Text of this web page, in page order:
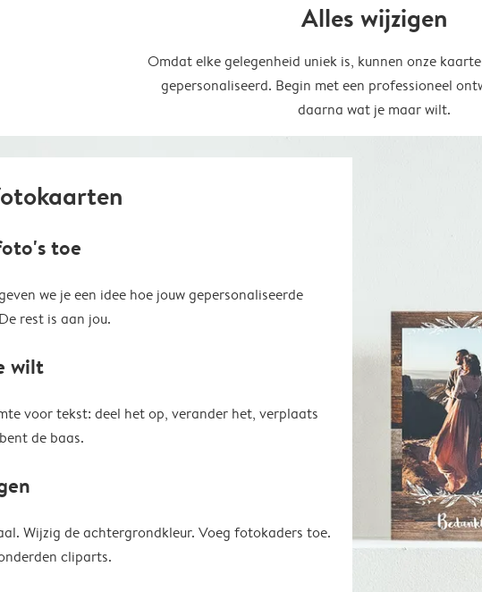
Alles wijzigen
Omdat elke gelegenheid uniek is, kunnen onze
gepersonaliseerd. Begin met een professioneel
daarna wat je maar wilt.
toe
we je een idee hoe jouw gepersonaliseerde
rest is aan jou.
wilt
voor tekst: deel het op, verander het, verplaats
de baas.
Wijzig de achtergrondkleur. Voeg fotokaders toe.
cliparts.